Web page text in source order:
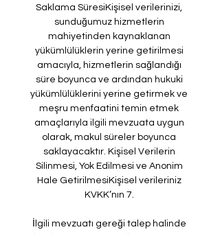
Saklama SüresiKişisel verilerinizi,
sunduğumuz hizmetlerin
mahiyetinden kaynaklanan
yükümlülüklerin yerine getirilmesi
amacıyla, hizmetlerin sağlandığı
süre boyunca ve ardından hukuki
yükümlülüklerini yerine getirmek ve
meşru menfaatini temin etmek
amaçlarıyla ilgili mevzuata uygun
olarak, makul süreler boyunca
saklayacaktır. Kişisel Verilerin
Silinmesi, Yok Edilmesi ve Anonim
Hale GetirilmesiKişisel verileriniz
KVKK’nın 7.
İlgili mevzuatı gereği talep halinde